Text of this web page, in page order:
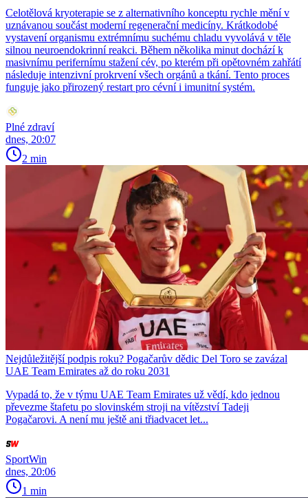
Celotělová kryoterapie se z alternativního konceptu rychle mění v
uznávanou součást moderní regenerační medicíny. Krátkodobé
vystavení organismu extrémnímu suchému chladu vyvolává v těle
silnou neuroendokrinní reakci. Během několika minut dochází k
masivnímu perifernímu stažení cév, po kterém při opětovném zahřátí
následuje intenzivní prokrvení všech orgánů a tkání. Tento proces
funguje jako přirozený restart pro cévní i imunitní systém.
Plné zdraví
dnes, 20:07
2 min
Nejdůležitější podpis roku? Pogačarův dědic Del Toro se zavázal
UAE Team Emirates až do roku 2031
Vypadá to, že v týmu UAE Team Emirates už vědí, kdo jednou
převezme štafetu po slovinském stroji na vítězství Tadeji
Pogačarovi. A není mu ještě ani třiadvacet let...
SportWin
dnes, 20:06
1 min